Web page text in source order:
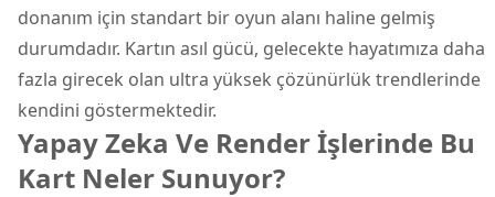
donanım için standart bir oyun alanı haline gelmiş
durumdadır. Kartın asıl gücü, gelecekte hayatımıza daha
fazla girecek olan ultra yüksek çözünürlük trendlerinde
kendini göstermektedir.
Yapay Zeka Ve Render İşlerinde Bu
Kart Neler Sunuyor?